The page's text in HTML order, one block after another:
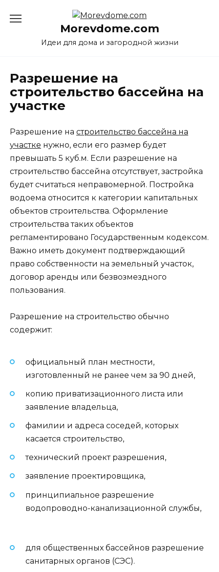
Morevdome.com
Идеи для дома и загородной жизни
Разрешение на
строительство бассейна на
участке
Разрешение на строительство бассейна на
участке нужно, если его размер будет
превышать 5 куб.м. Если разрешение на
строительство бассейна отсутствует, застройка
будет считаться неправомерной. Постройка
водоема относится к категории капитальных
объектов строительства. Оформление
строительства таких объектов
регламентировано Государственным кодексом.
Важно иметь документ подтверждающий
право собственности на земельный участок,
договор аренды или безвозмездного
пользования.
Разрешение на строительство обычно
содержит:
официальный план местности,
изготовленный не ранее чем за 90 дней,
копию приватизационного листа или
заявление владельца,
фамилии и адреса соседей, которых
касается строительство,
технический проект разрешения,
заявление проектировщика,
принципиальное разрешение
водопроводно-канализационной службы,
для общественных бассейнов разрешение
санитарных органов (СЭС).